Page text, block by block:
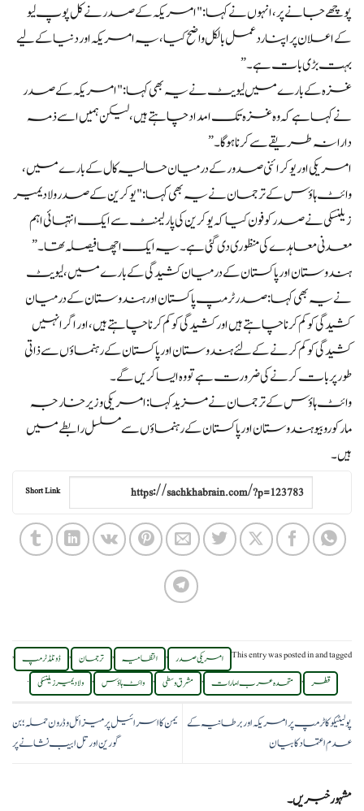
پوچھے جانے پر، انہوں نے کہا: "امریکہ کے صدر نے کل پوپ لیو
کے اعلان پر اپنا ردعمل بالکل واضح کیا، یہ امریکہ اور دنیا کے لیے
بہت بڑی بات ہے۔”
غزہ کے بارے میں لیویٹ نے یہ بھی کہا: "امریکہ کے صدر
نے کہا ہے کہ وہ غزہ تک امداد چاہتے ہیں، لیکن ہمیں اسے ذمہ
دارانہ طریقے سے کرنا ہوگا۔”
امریکی اور یوکرائنی صدور کے درمیان حالیہ کال کے بارے میں،
وائٹ ہاؤس کے ترجمان نے یہ بھی کہا: "یوکرین کے صدر ولادیمیر
زیلنسکی نے صدر کو فون کیا کہ یوکرین کی پارلیمنٹ سے ایک انتہائی اہم
معدنی معاہدے کی منظوری دی گئی ہے۔ یہ ایک اچھا فیصلہ تھا۔”
ہندوستان اور پاکستان کے درمیان کشیدگی کے بارے میں، لیویٹ
نے یہ بھی کہا: صدر ٹرمپ پاکستان اور ہندوستان کے درمیان
کشیدگی کو کم کرنا چاہتے ہیں اور کشیدگی کو کم کرنا چاہتے ہیں، اور اگر انہیں
کشیدگی کو کم کرنے کے لئے ہندوستان اور پاکستان کے رہنماؤں سے ذاتی
طور پر بات کرنے کی ضرورت ہے تو وہ ایسا کریں گے۔
وائٹ ہاؤس کے ترجمان نے مزید کہا: امریکی وزیر خارجہ
مارکو روبیو ہندوستان اور پاکستان کے رہنماؤں سے مسلسل رابطے میں
ہیں۔
Short Link
This entry was posted inand tagged امریکی صدر , انتظامیہ , ترجمان , ڈونلڈ ٹرمپ ,
قطر , متحدہ عرب امارات , مشرق وسطی , وائٹ ہاؤس , ولادیمیر زیلنسکی .
پولیٹیکو کا ٹرمپ پر امریکہ اور برطانیہ کے
عدم اعتماد کا بیان
یمن کا اسرائیل پر میزائل و ڈرون حملہ؛ بن
گورین اور تل ابیب نشانے پر
مشہور خبریں۔